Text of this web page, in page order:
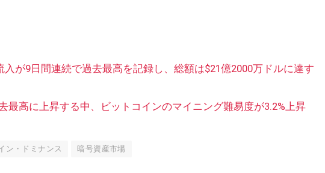
入が9日間連続で過去最高を記録し、総額は$21億2000万ドルに達す
最高に上昇する中、ビットコインのマイニング難易度が3.2%上昇
ン・ドミナンス 暗号資産市場